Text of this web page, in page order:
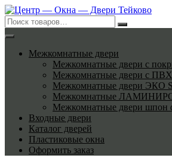
Перейти
к
содержимому
Межкомнатные двери
Межкомнатные двери с
Межкомнатные двери с
Межкомнатные двери ЭКО
Межкомнатные
Межкомнатные двери шпон
Входные двери
Каталог дверей
Пластиковые окна
Оформить заказ